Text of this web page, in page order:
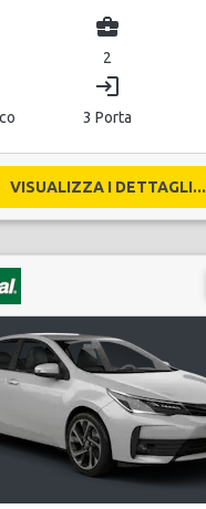
business_center
2
login
3 Porta
VISUALIZZA I DETTAGLI...